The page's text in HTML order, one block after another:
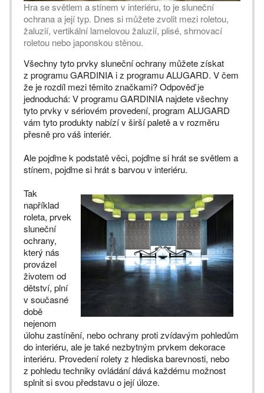
Hra se světlem a stínem v interiéru, to je sluneční
ochrana a její typ. Dnes si můžete zvolit mezi roletou,
žaluzií, vertikální lamelovou žaluzií, plisé, shrnovací
roletou nebo japonskou stěnou.
Všechny tyto prvky sluneční ochrany můžete získat
z programu GARDINIA i z programu ALUGARD. V čem
že je rozdíl mezi těmito značkami? Odpověď je
jednoduchá: V programu GARDINIA najdete všechny
tyto prvky v sériovém provedení, program ALUGARD
vám tyto produkty nabízí v širší paletě a v rozměru
přesně pro váš interiér.
Ale pojďme k podstatě věci, pojďme si hrát se světlem a
stínem, pojďme si hrát s barvou v interiéru.
Tak
například
roleta, prvek
sluneční
ochrany,
který nás
provázel
životem od
dětství, plní
v současné
době
nejenom
úlohu zastínění, nebo ochrany proti zvídavým pohledům
do interiéru, ale je také nezbytným prvkem dekorace
interiéru. Provedení rolety z hlediska barevnosti, nebo
z pohledu techniky ovládání dává každému možnost
splnit si svou představu o její úloze.